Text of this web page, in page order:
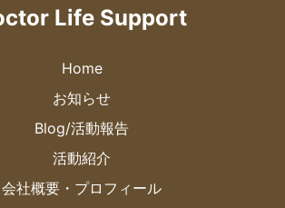
Life Support
Home
お知らせ
Blog/活動報告
活動紹介
会社概要・プロフィール